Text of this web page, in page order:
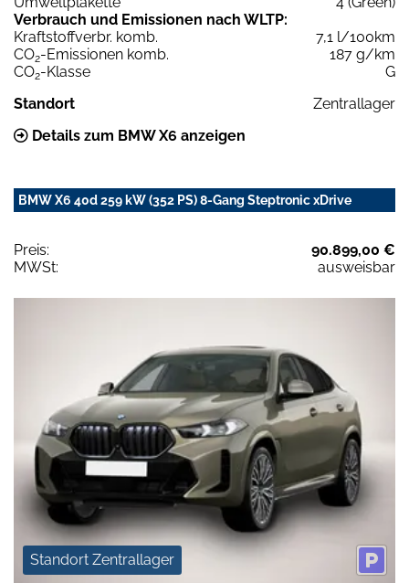
Verbrauch und Emissionen nach WLTP:
Kraftstoffverbr. komb.
7,1 l/100km
CO2-Emissionen komb.
187 g/km
CO2-Klasse
G
Standort
Zentrallager
Details zum BMW X6 anzeigen
BMW X6 40d 259 kW (352 PS) 8-Gang Steptronic xDrive
Preis:
90.899,00 €
MWSt:
ausweisbar
Standort Zentrallager